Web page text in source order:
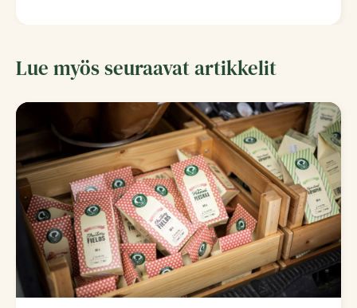
Lue myös seuraavat artikkelit